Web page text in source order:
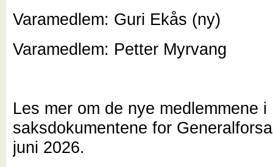
Varamedlem: Guri Ekås (ny)
Varamedlem: Petter Myrvang
Les mer om de nye medlemmene i
saksdokumentene for
juni 2026.